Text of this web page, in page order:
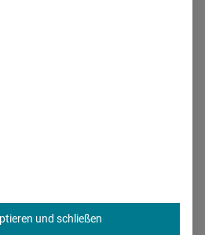
beantworten muss. Auch die
und schließen